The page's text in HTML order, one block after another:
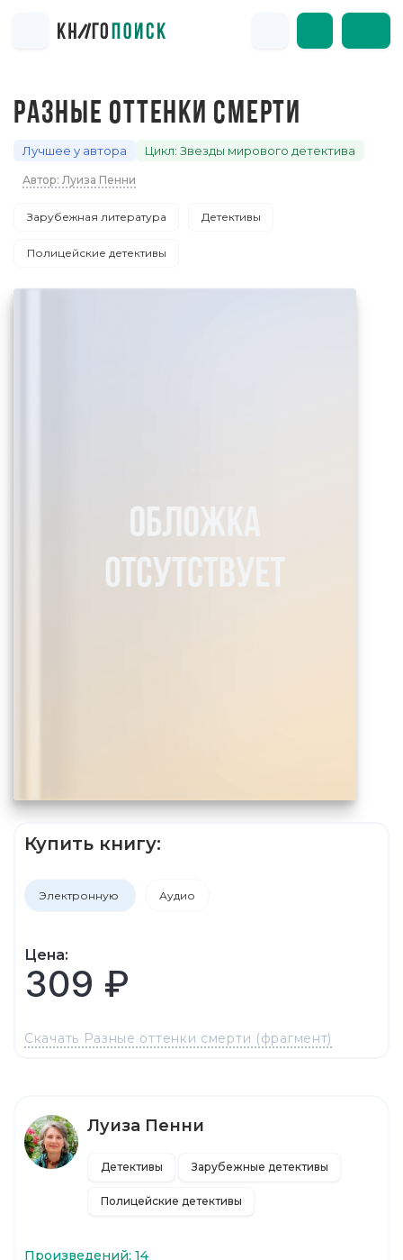
РАЗНЫЕ ОТТЕНКИ СМЕРТИ
Лучшее у автора Цикл: Звезды мирового детектива
Автор: Луиза Пенни
Зарубежная литература Детективы
Полицейские детективы
Купить книгу:
Электронную Аудио
Цена:
309 ₽
Скачать Разные оттенки смерти (фрагмент)
Луиза Пенни
Детективы Зарубежные детективы
Полицейские детективы
Произведений: 14